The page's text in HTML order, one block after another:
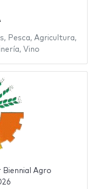
, Pesca, Agricultura,
, Vino
Biennial Agro